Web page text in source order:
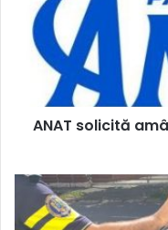
termenului
pentru
ANAT solicită
Un
bocșănean
a